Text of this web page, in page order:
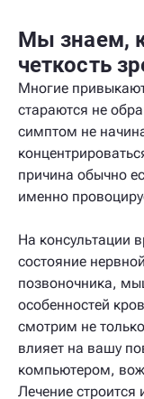
Мы знаем,
четкость
Многие
стараются не
симптом не
причина обычно
именно
На консультации
состояние
позвоночника,
особенностей
смотрим не
влияет на вашу
компьютером,
Лечение